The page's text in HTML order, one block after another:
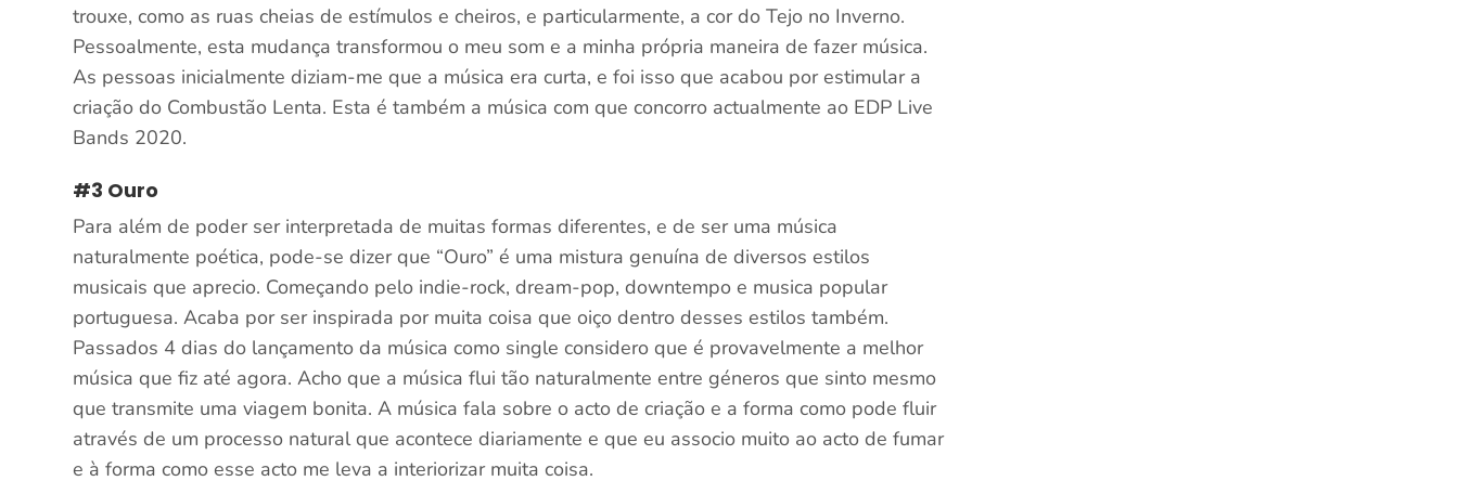
trouxe, como as ruas cheias de estímulos e cheiros, e particularmente, a cor do Tejo no Inverno.
Pessoalmente, esta mudança transformou o meu som e a minha própria maneira de fazer música.
As pessoas inicialmente diziam-me que a música era curta, e foi isso que acabou por estimular a
criação do Combustão Lenta. Esta é também a música com que concorro actualmente ao EDP Live
Bands 2020.
#3 Ouro
Para além de poder ser interpretada de muitas formas diferentes, e de ser uma música
naturalmente poética, pode-se dizer que “Ouro” é uma mistura genuína de diversos estilos
musicais que aprecio. Começando pelo indie-rock, dream-pop, downtempo e musica popular
portuguesa. Acaba por ser inspirada por muita coisa que oiço dentro desses estilos também.
Passados 4 dias do lançamento da música como single considero que é provavelmente a melhor
música que fiz até agora. Acho que a música flui tão naturalmente entre géneros que sinto mesmo
que transmite uma viagem bonita. A música fala sobre o acto de criação e a forma como pode fluir
através de um processo natural que acontece diariamente e que eu associo muito ao acto de fumar
e à forma como esse acto me leva a interiorizar muita coisa.